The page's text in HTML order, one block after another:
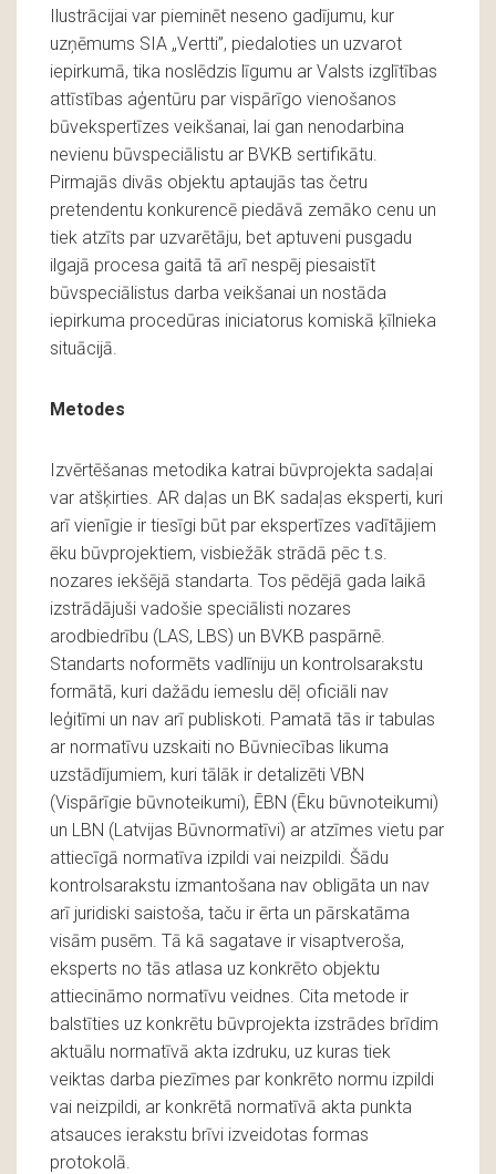
Ilustrācijai var pieminēt neseno gadījumu, kur
uzņēmums SIA „Vertti”, piedaloties un uzvarot
iepirkumā, tika noslēdzis līgumu ar Valsts izglītības
attīstības aģentūru par vispārīgo vienošanos
būvekspertīzes veikšanai, lai gan nenodarbina
nevienu būvspeciālistu ar BVKB sertifikātu.
Pirmajās divās objektu aptaujās tas četru
pretendentu konkurencē piedāvā zemāko cenu un
tiek atzīts par uzvarētāju, bet aptuveni pusgadu
ilgajā procesa gaitā tā arī nespēj piesaistīt
būvspeciālistus darba veikšanai un nostāda
iepirkuma procedūras iniciatorus komiskā ķīlnieka
situācijā.
Metodes
Izvērtēšanas metodika katrai būvprojekta sadaļai
var atšķirties. AR daļas un BK sadaļas eksperti, kuri
arī vienīgie ir tiesīgi būt par ekspertīzes vadītājiem
ēku būvprojektiem, visbiežāk strādā pēc t.s.
nozares iekšējā standarta. Tos pēdējā gada laikā
izstrādājuši vadošie speciālisti nozares
arodbiedrību (LAS, LBS) un BVKB paspārnē.
Standarts noformēts vadlīniju un kontrolsarakstu
formātā, kuri dažādu iemeslu dēļ oficiāli nav
leģitīmi un nav arī publiskoti. Pamatā tās ir tabulas
ar normatīvu uzskaiti no Būvniecības likuma
uzstādījumiem, kuri tālāk ir detalizēti VBN
(Vispārīgie būvnoteikumi), ĒBN (Ēku būvnoteikumi)
un LBN (Latvijas Būvnormatīvi) ar atzīmes vietu par
attiecīgā normatīva izpildi vai neizpildi. Šādu
kontrolsarakstu izmantošana nav obligāta un nav
arī juridiski saistoša, taču ir ērta un pārskatāma
visām pusēm. Tā kā sagatave ir visaptveroša,
eksperts no tās atlasa uz konkrēto objektu
attiecināmo normatīvu veidnes. Cita metode ir
balstīties uz konkrētu būvprojekta izstrādes brīdim
aktuālu normatīvā akta izdruku, uz kuras tiek
veiktas darba piezīmes par konkrēto normu izpildi
vai neizpildi, ar konkrētā normatīvā akta punkta
atsauces ierakstu brīvi izveidotas formas
protokolā.